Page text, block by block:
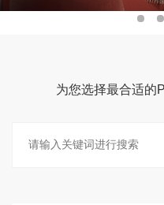
为您选择最合适的